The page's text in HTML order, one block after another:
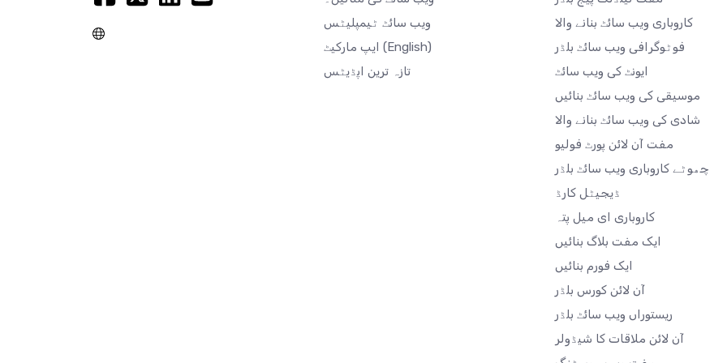
ویب سائٹ ٹیمپلیٹس
(English)
تازہ ترین اپڈیٹس
کاروباری ویب سائٹ بنانے والا
فوٹوگرافی ویب سائٹ بلڈر
ایونٹ کی ویب سائٹ
موسیقی کی ویب سائٹ بنائیں
شادی کی ویب سائٹ بنانے والا
مفت آن لائن پورٹ فولیو
چھوٹے کاروباری ویب سائٹ بلڈر
ڈیجیٹل کارڈ
کاروباری ای میل پتہ
ایک مفت بلاگ بنائیں
ایک فورم بنائیں
آن لائن کورس بلڈر
ریستوراں ویب سائٹ بلڈر
آن لائن ملاقات کا شیڈولر